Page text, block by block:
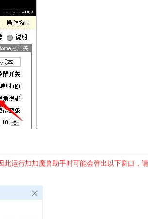
此运行加加魔兽助手时可能会弹出以下窗口，